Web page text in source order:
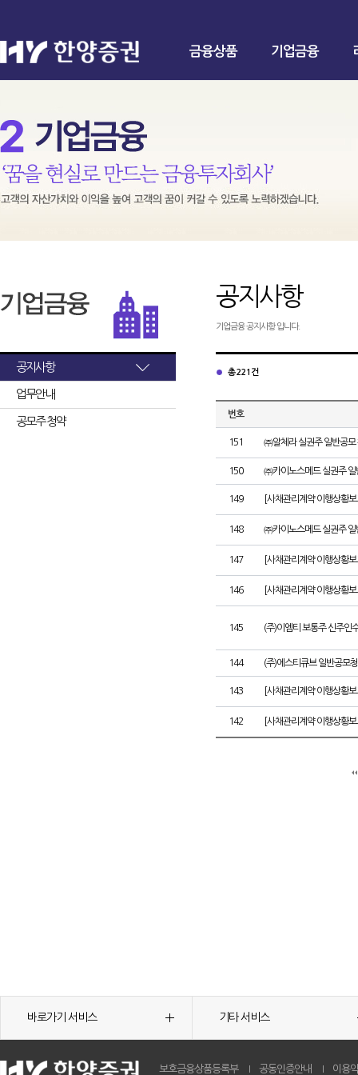
금융상품 기업금융
공지사항
업무안내
공모주 청약
공지사항
기업금융 공지사항 입니다.
총 221건
번호
151 ㈜알체라 실권주 일반공모
150 ㈜카이노스메드 실권주 일
149 [사채관리계약 이행상황
148 ㈜카이노스메드 실권주 일
147 [사채관리계약 이행상황
146 [사채관리계약 이행상황
145 (주)이엠티 보통주 신주인
144 (주)에스티큐브 일반공모
143 [사채관리계약 이행상황
142 [사채관리계약 이행상황
바로가기 서비스 기타 서비스
보호금융상품등록부 공동인증안내 이용